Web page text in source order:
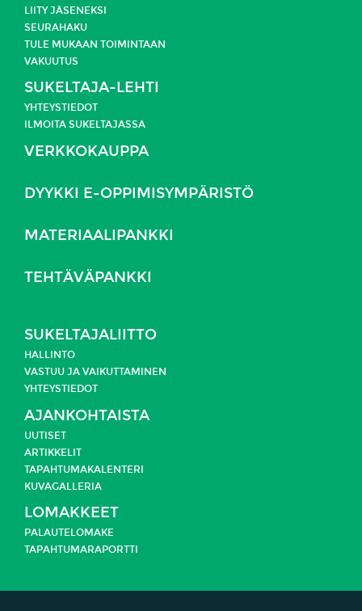
LIITY JÄSENEKSI
SEURAHAKU
TULE MUKAAN TOIMINTAAN
VAKUUTUS
SUKELTAJA-LEHTI
YHTEYSTIEDOT
ILMOITA SUKELTAJASSA
VERKKOKAUPPA
DYYKKI E-OPPIMISYMPÄRISTÖ
MATERIAALIPANKKI
TEHTÄVÄPANKKI
SUKELTAJALIITTO
HALLINTO
VASTUU JA VAIKUTTAMINEN
YHTEYSTIEDOT
AJANKOHTAISTA
UUTISET
ARTIKKELIT
TAPAHTUMAKALENTERI
KUVAGALLERIA
LOMAKKEET
PALAUTELOMAKE
TAPAHTUMARAPORTTI